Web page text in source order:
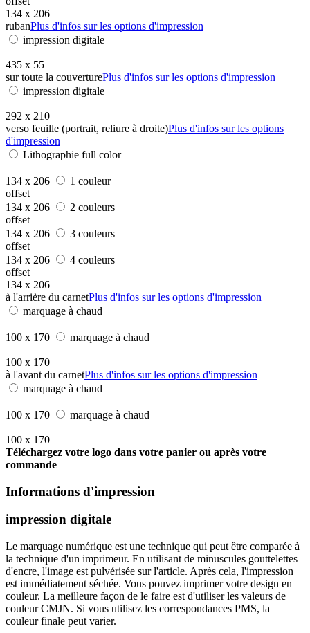
134 x 206
rubanPlus d'infos sur les options d'impression
impression digitale
435 x 55
sur toute la couverturePlus d'infos sur les options d'impression
impression digitale
292 x 210
verso feuille (portrait, reliure à droite)Plus d'infos sur les options
d'impression
Lithographie full color
134 x 206
1 couleur
offset
134 x 206
2 couleurs
offset
134 x 206
3 couleurs
offset
134 x 206
4 couleurs
offset
134 x 206
à l'arrière du carnetPlus d'infos sur les options d'impression
marquage à chaud
100 x 170 marquage à chaud
100 x 170
à l'avant du carnetPlus d'infos sur les options d'impression
marquage à chaud
100 x 170 marquage à chaud
100 x 170
Téléchargez votre logo dans votre panier ou après votre
commande
Informations d'impression
impression digitale
Le marquage numérique est une technique qui peut être comparée à
la technique d'un imprimeur. En utilisant de minuscules gouttelettes
d'encre, l'image est pulvérisée sur l'article. Après cela, l'impression
est immédiatement séchée. Vous pouvez imprimer votre design en
couleur. La meilleure façon de le faire est d'utiliser les valeurs de
couleur CMJN. Si vous utilisez les correspondances PMS, la
couleur finale peut varier.